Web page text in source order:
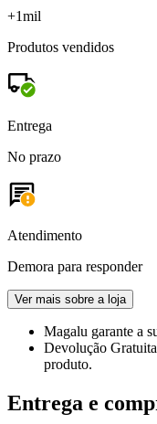
+1mil
Produtos vendidos
Entrega
No prazo
Atendimento
Demora para responder
Ver mais sobre a loja
Magalu garante a
Devolução Gratuita
produto.
Entrega e